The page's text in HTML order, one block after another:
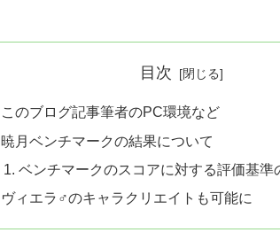
目次
このブログ記事筆者のPC環境など
暁月ベンチマークの結果について
ベンチマークのスコアに対する評価基準
ヴィエラ♂のキャラクリエイトも可能に